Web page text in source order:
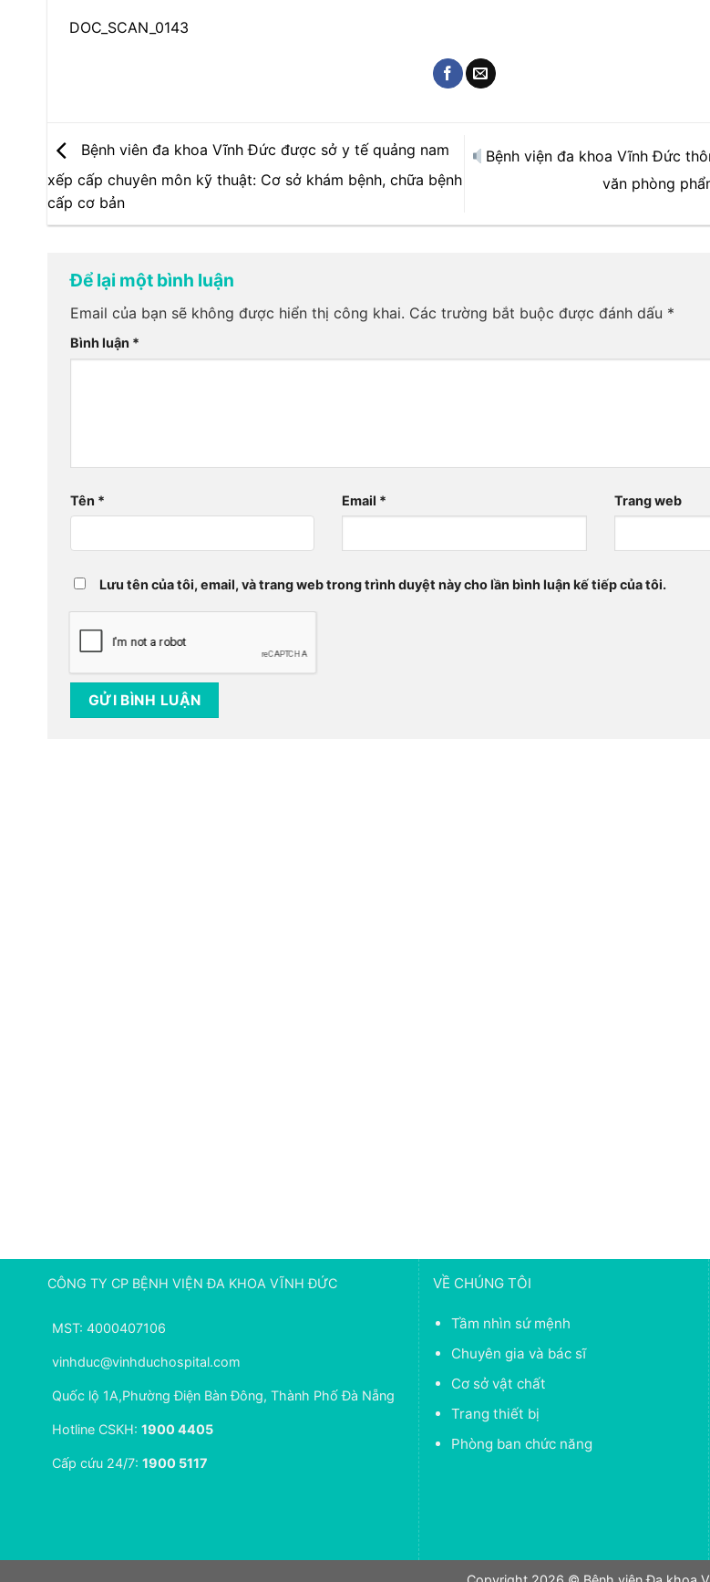
DOC_SCAN_0143
Bệnh viên đa khoa Vĩnh Đức được sở y tế quảng nam
xếp cấp chuyên môn kỹ thuật: Cơ sở khám bệnh, chữa bệnh
cấp cơ bản
Bệnh viện đa khoa Vĩnh Đức
văn phòng
Để lại một bình luận
Email của bạn sẽ không được hiển thị công khai. Các trường bắt buộc được đánh dấu *
Bình luận *
Tên * Email * Trang web
Lưu tên của tôi, email, và trang web trong trình duyệt này cho lần bình luận kế tiếp của tôi.
CÔNG TY CP BỆNH VIỆN ĐA KHOA VĨNH ĐỨC
MST: 4000407106
vinhduc@vinhduchospital.com
Quốc lộ 1A,Phường Điện Bàn Đông, Thành Phố Đà Nẵng
Hotline CSKH: 1900 4405
Cấp cứu 24/7: 1900 5117
VỀ CHÚNG TÔI
Tầm nhìn sứ mệnh
Chuyên gia và bác sĩ
Cơ sở vật chất
Trang thiết bị
Phòng ban chức năng